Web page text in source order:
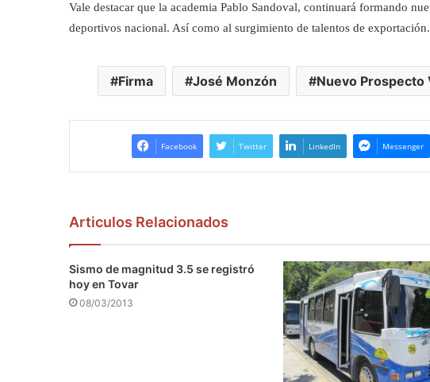
Vale destacar que la academia Pablo Sandoval, continuará formando
deportivos nacional. Así como al surgimiento de talentos de exportación.
Firma José Monzón Nuevo Prospecto
Facebook Twitter LinkedIn Messenger
Articulos Relacionados
Sismo de magnitud 3.5 se registró
hoy en Tovar
08/03/2013